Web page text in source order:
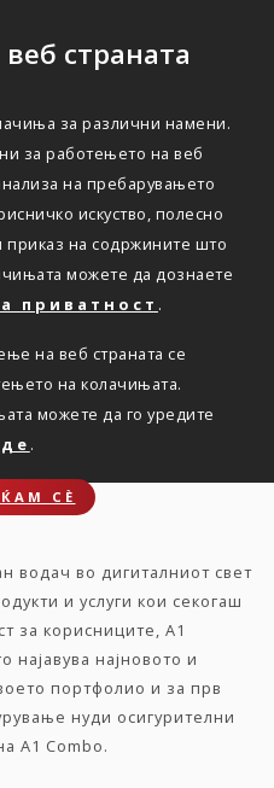
страната
за различни намени.
за работењето на веб
на пребарувањето
искуство, полесно
приказ на содржините што
можете да дознаете
приватност .
на веб страната се
на колачињата.
можете да го уредите
.
СЀ
на дом
Триглав Осигурување на дом
и Триглав
заедничка
водач во дигиталниот свет
и услуги кои секогаш
за корисниците, А1
најавува најновото и
портфолио и за прв
нуди осигурителни
A1 Combo.